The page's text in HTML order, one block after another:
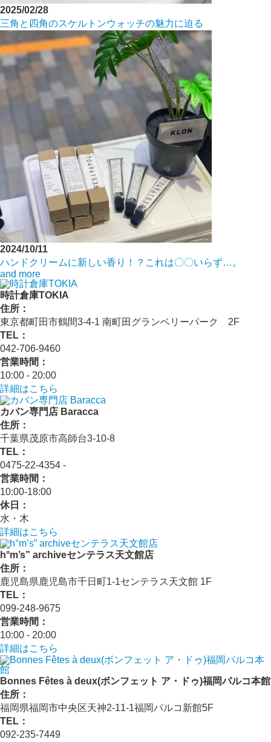
2025/02/28
三角と四角のスケルトンウォッチの魅力に迫る
2024/10/11
ハンドクリームに新しい香り！？これは〇〇いらず…。
and more
時計倉庫TOKIA
住所：
東京都町田市鶴間3-4-1 南町田グランベリーパーク 2F
TEL：
042-706-9460
営業時間：
10:00 - 20:00
詳細はこちら
カバン専門店 Baracca
住所：
千葉県茂原市高師台3-10-8
TEL：
0475-22-4354 ‐
営業時間：
10:00‐18:00
休日：
水・木
詳細はこちら
h°m’s” archiveセンテラス天文館店
住所：
鹿児島県鹿児島市千日町1-1センテラス天文館 1F
TEL：
099-248-9675
営業時間：
10:00 ‐ 20:00
詳細はこちら
Bonnes Fêtes à deux(ボンフェット ア・ドゥ)福岡パルコ本館
住所：
福岡県福岡市中央区天神2-11-1福岡パルコ新館5F
TEL：
092-235-7449